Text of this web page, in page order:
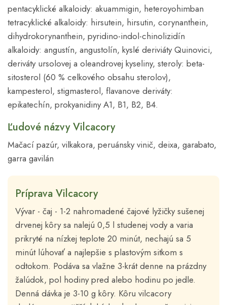
pentacyklické alkaloidy: akuammigin, heteroyohimban
tetracyklické alkaloidy: hirsutein, hirsutin, corynanthein,
dihydrokorynanthein, pyridino-indol-chinolizidín
alkaloidy: angustín, angustolín, kyslé deriviáty Quinovici,
deriváty ursolovej a oleandrovej kyseliny, steroly: beta-
sitosterol (60 % celkového obsahu sterolov),
kampesterol, stigmasterol, flavanove deriváty:
epikatechín, prokyanidiny A1, B1, B2, B4.
Ľudové názvy Vilcacory
Mačací pazúr, vilkakora, peruánsky vinič, deixa, garabato,
garra gavilán
Príprava Vilcacory
Vývar - čaj - 1-2 nahromadené čajové lyžičky sušenej
drvenej kôry sa nalejú 0,5 l studenej vody a varia
prikryté na nízkej teplote 20 minút, nechajú sa 5
minút lúhovať a najlepšie s plastovým sitkom s
odtokom. Podáva sa vlažne 3-krát denne na prázdny
žalúdok, pol hodiny pred alebo hodinu po jedle.
Denná dávka je 3-10 g kôry. Kôru vilcacory